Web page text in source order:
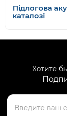
Підлогова
каталозі
Хотите